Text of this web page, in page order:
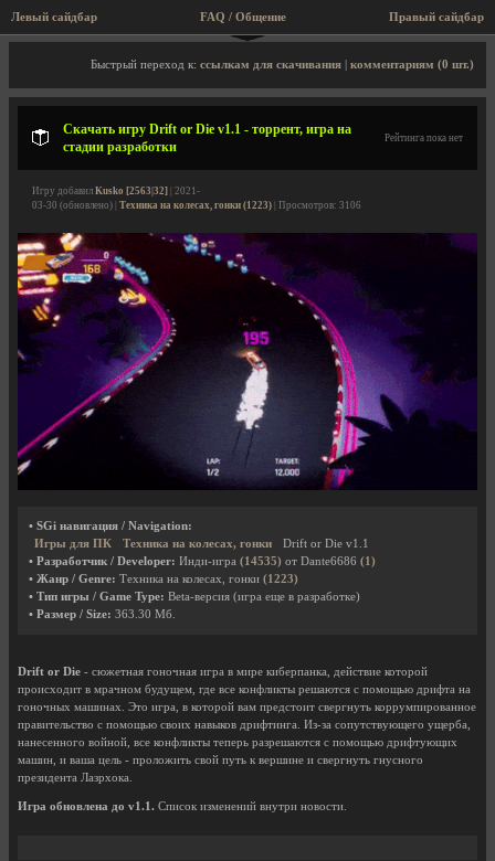
Левый сайдбар Правый сайдбар
FAQ / Общение
Описание игры, торрент, скриншоты, видео
Быстрый переход к: ссылкам для скачивания комментариям (0 шт.)
Скачать игру Drift or Die v1.1 - торрент, игра на
стадии разработки
Рейтинга пока нет
Игру добавил Kusko [2563|32] | 2021-
03-30 (обновлено) | Техника на колесах, гонки (1223) | Просмотров: 3106
• SGi навигация / Navigation:
Игры для ПК
Техника на колесах, гонки
Drift or Die v1.1
• Разработчик / Developer: Инди-игра (14535) от Dante6686 (1)
• Жанр / Genre: Техника на колесах, гонки (1223)
• Тип игры / Game Type: Beta-версия (игра еще в разработке)
• Размер / Size: 363.30 Мб.
Drift or Die - сюжетная гоночная игра в мире киберпанка, действие которой
происходит в мрачном будущем, где все конфликты решаются с помощью дрифта на
гоночных машинах. Это игра, в которой вам предстоит свергнуть коррумпированное
правительство с помощью своих навыков дрифтинга. Из-за сопутствующего ущерба,
нанесенного войной, все конфликты теперь разрешаются с помощью дрифтующих
машин, и ваша цель - проложить свой путь к вершине и свергнуть гнусного
президента Лазрхока.
Игра обновлена до v1.1. Список изменений внутри новости.